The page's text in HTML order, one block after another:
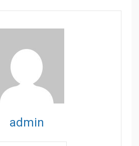
admin